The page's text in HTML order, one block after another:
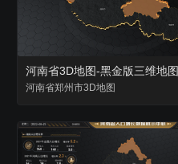
大屏演示APP
Blender插件
数据管家
河南省3D地图-黑金版三维地图
河南省郑州市3D地图